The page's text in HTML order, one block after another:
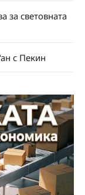
за световната
с Пекин